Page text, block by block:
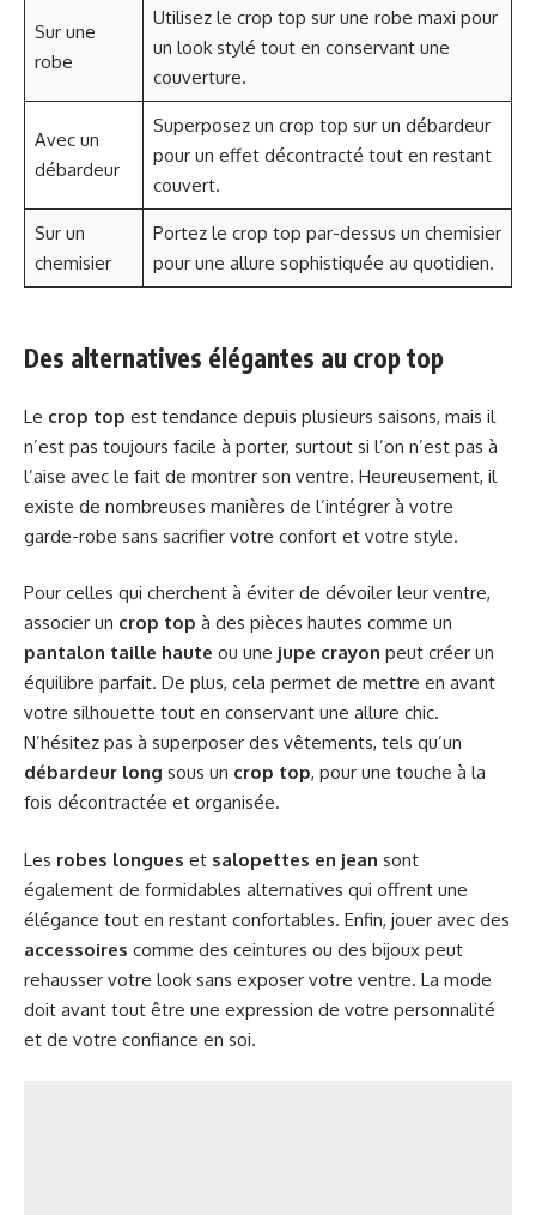
Sur une
robe
Utilisez le crop top sur une robe maxi pour
un look stylé tout en conservant une
couverture.
Avec un
débardeur
Superposez un crop top sur un débardeur
pour un effet décontracté tout en restant
couvert.
Sur un
chemisier
Portez le crop top par-dessus un chemisier
pour une allure sophistiquée au quotidien.
Des alternatives élégantes au crop top
Le crop top est tendance depuis plusieurs saisons, mais il
n’est pas toujours facile à porter, surtout si l’on n’est pas à
l’aise avec le fait de montrer son ventre. Heureusement, il
existe de nombreuses manières de l’intégrer à votre
garde-robe sans sacrifier votre confort et votre style.
Pour celles qui cherchent à éviter de dévoiler leur ventre,
associer un crop top à des pièces hautes comme un
pantalon taille haute ou une jupe crayon peut créer un
équilibre parfait. De plus, cela permet de mettre en avant
votre silhouette tout en conservant une allure chic.
N’hésitez pas à superposer des vêtements, tels qu’un
débardeur long sous un crop top, pour une touche à la
fois décontractée et organisée.
Les robes longues et salopettes en jean sont
également de formidables alternatives qui offrent une
élégance tout en restant confortables. Enfin, jouer avec des
accessoires comme des ceintures ou des bijoux peut
rehausser votre look sans exposer votre ventre. La mode
doit avant tout être une expression de votre personnalité
et de votre confiance en soi.